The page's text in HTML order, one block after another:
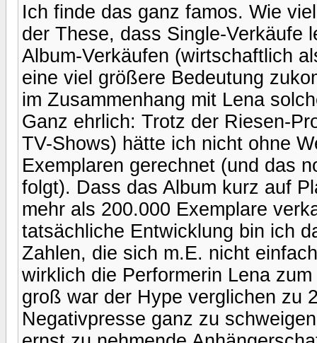
Ich finde das ganz famos. Wie
der These, dass Single-Verkäufe
Album-Verkäufen (wirtschaftlich
eine viel größere Bedeutung
im Zusammenhang mit Lena
Ganz ehrlich: Trotz der Riesen-
TV-Shows) hätte ich nicht ohne
Exemplaren gerechnet (und das
folgt). Dass das Album kurz auf
mehr als 200.000 Exemplare
tatsächliche Entwicklung bin ich
Zahlen, die sich m.E. nicht
wirklich die Performerin Lena
groß war der Hype verglichen zu
Negativpresse ganz zu